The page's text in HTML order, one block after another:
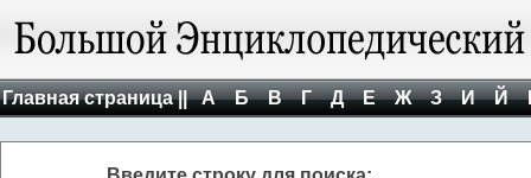
Главная страница || А Б В Г Д Е Ж З И Й